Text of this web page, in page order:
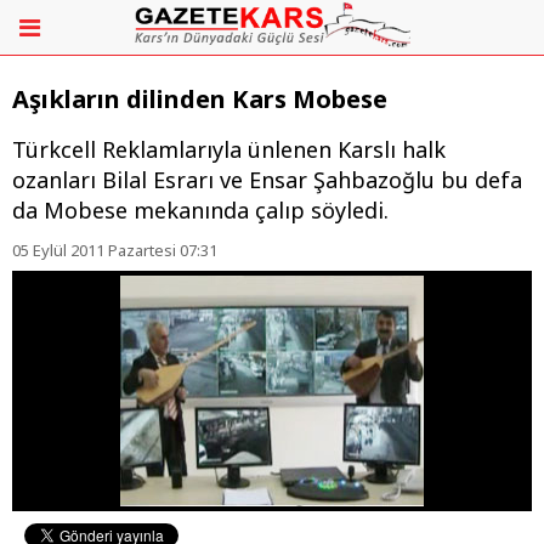
Aşıkların dilinden Kars Mobese
Türkcell Reklamlarıyla ünlenen Karslı halk
ozanları Bilal Esrarı ve Ensar Şahbazoğlu bu defa
da Mobese mekanında çalıp söyledi.
05 Eylül 2011 Pazartesi 07:31